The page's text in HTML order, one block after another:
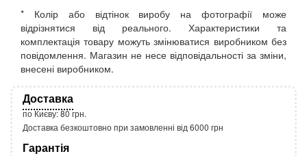
* Колір або відтінок виробу на фотографії може
відрізнятися від реального. Характеристики та
комплектація товару можуть змінюватися виробником без
повідомлення. Магазин не несе відповідальності за зміни,
внесені виробником.
Доставка
по Києву: 80 грн.
Доставка безкоштовно при замовленні від 6000 грн
Гарантія